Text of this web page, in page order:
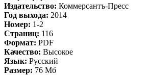
Издательство: Коммерсантъ-Пресс
Год выхода: 2014
Номер: 1-2
Страниц: 116
Формат: PDF
Качество: Высокое
Язык: Русский
Размер: 76 Мб